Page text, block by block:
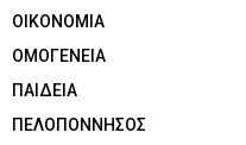
ΟΙΚΟΝΟΜΙΑ
ΟΜΟΓΕΝΕΙΑ
ΠΑΙΔΕΙΑ
ΠΕΛΟΠΟΝΝΗΣΟΣ